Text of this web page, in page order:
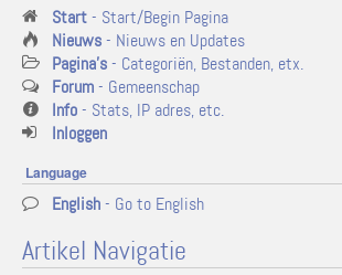
Start- Start/Begin Pagina
Nieuws- Nieuws en Updates
Pagina's- Categoriën, Bestanden, etx.
Forum- Gemeenschap
Info- Stats, IP adres, etc.
Inloggen
Language
English- Go to English
Artikel Navigatie